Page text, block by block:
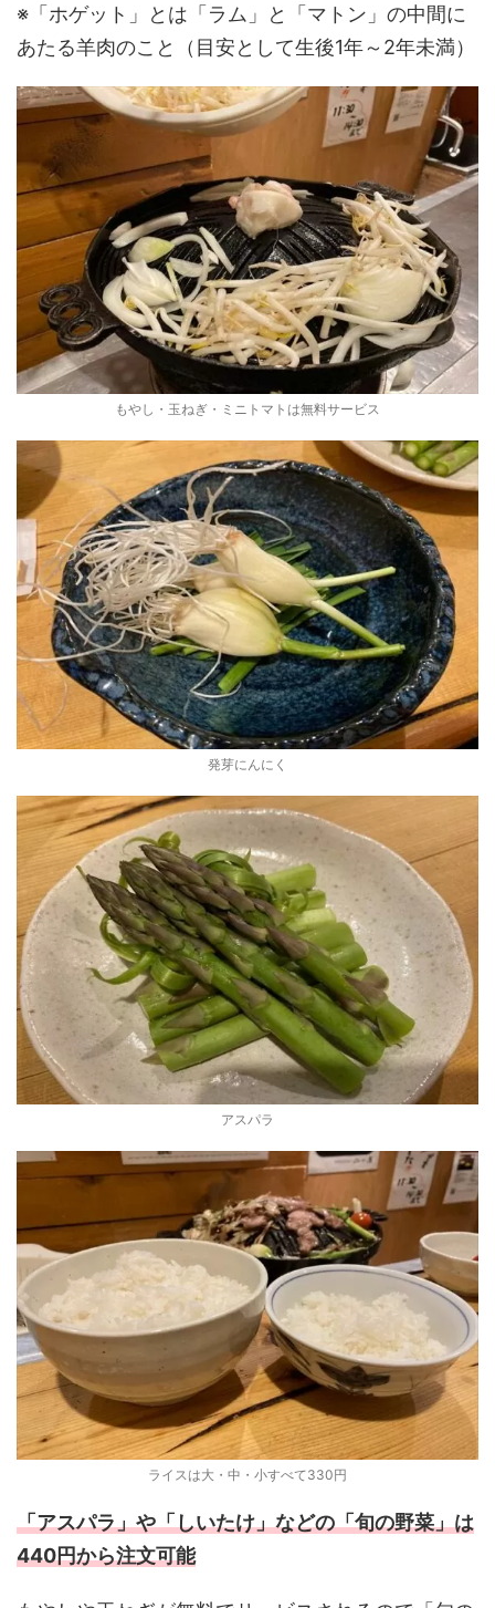
※「ホゲット」とは「ラム」と「マトン」の中間に
あたる羊肉のこと（目安として生後1年～2年未満）
もやし・玉ねぎ・ミニトマトは無料サービス
発芽にんにく
アスパラ
ライスは大・中・小すべて330円
「アスパラ」や「しいたけ」などの「旬の野菜」は
440円から注文可能